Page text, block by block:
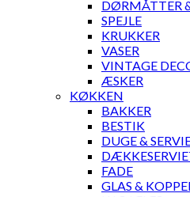
DØRMÅTTER
SPEJLE
KRUKKER
VASER
VINTAGE
ÆSKER
KØKKEN
BAKKER
BESTIK
DUGE &
FADE
GLAS &